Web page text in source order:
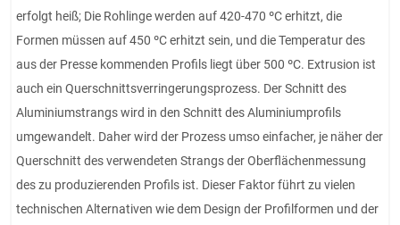
erfolgt heiß; Die Rohlinge werden auf 420-470 ºC erhitzt, die
Formen müssen auf 450 ºC erhitzt sein, und die Temperatur des
aus der Presse kommenden Profils liegt über 500 ºC. Extrusion ist
auch ein Querschnittsverringerungsprozess. Der Schnitt des
Aluminiumstrangs wird in den Schnitt des Aluminiumprofils
umgewandelt. Daher wird der Prozess umso einfacher, je näher der
Querschnitt des verwendeten Strangs der Oberflächenmessung
des zu produzierenden Profils ist. Dieser Faktor führt zu vielen
technischen Alternativen wie dem Design der Profilformen und der